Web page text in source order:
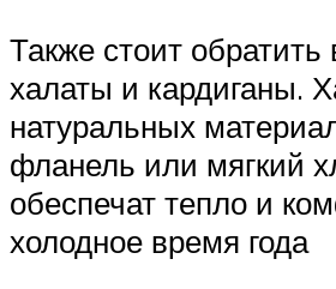
Также стоит
халаты и кардиганы.
натуральных
фланель или мягкий
обеспечат тепло и
холодное время года